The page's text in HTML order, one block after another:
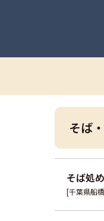
そば
そば処
[千葉県船